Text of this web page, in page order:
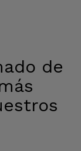
de